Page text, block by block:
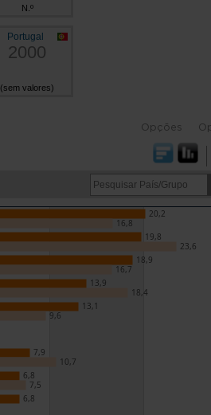
N.º
Portugal
2000
(sem valores)
Opções
20,2
19,8
18,9
13,9
13,1
7,9
6,8
6,8
16,8
23,6
16,7
18,4
9,6
10,7
7,5